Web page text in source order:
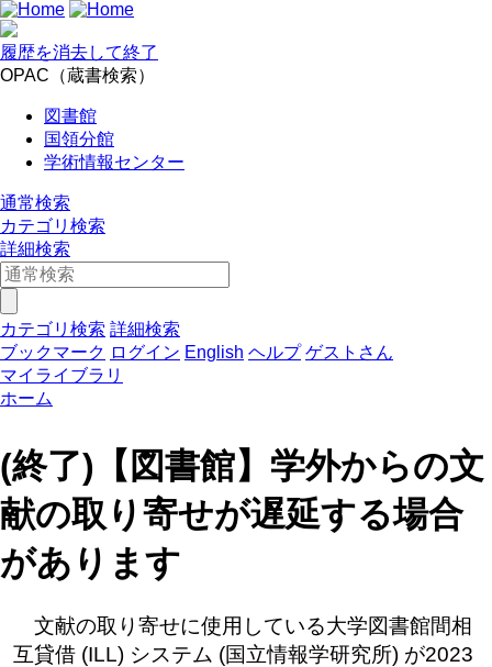
履歴を消去して終了
OPAC（蔵書検索）
図書館
国領分館
学術情報センター
通常検索
カテゴリ検索
詳細検索
カテゴリ検索 詳細検索
ブックマーク ログイン English ヘルプ ゲストさん
マイライブラリ
ホーム
(終了)【図書館】学外からの文
献の取り寄せが遅延する場合
があります
文献の取り寄せに使用している大学図書館間相
互貸借 (ILL) システム (国立情報学研究所) が2023